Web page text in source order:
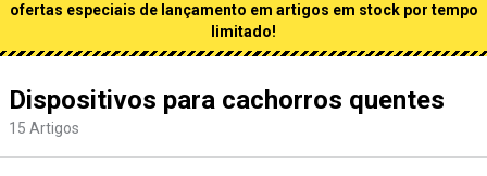
ofertas especiais de lançamento em artigos em stock por tempo
limitado!
Dispositivos para cachorros quentes
15 Artigos